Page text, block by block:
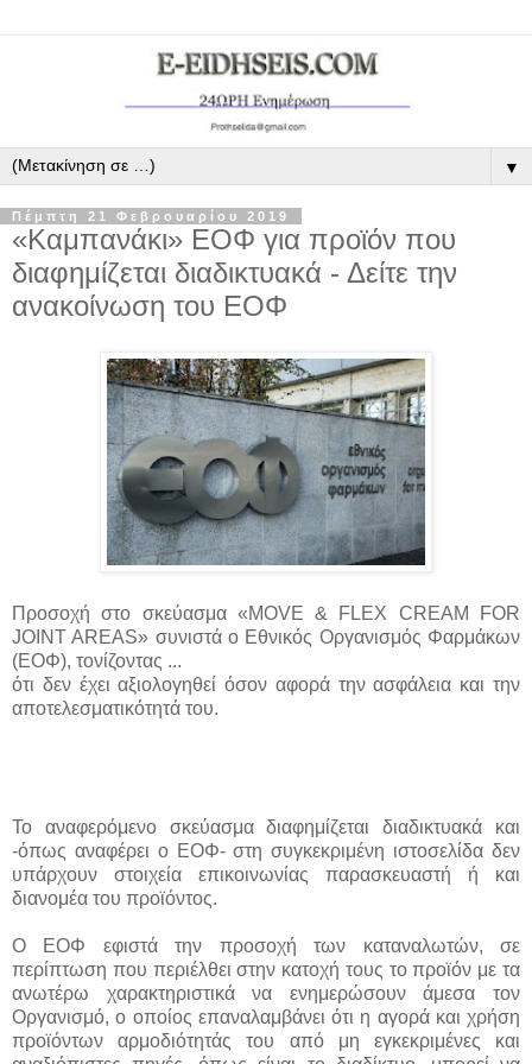
▼
Πέμπτη 21 Φεβρουαρίου 2019
«Καμπανάκι» ΕΟΦ για προϊόν που
διαφημίζεται διαδικτυακά - Δείτε την
ανακοίνωση του ΕΟΦ
Προσοχή στο σκεύασμα «MOVE & FLEX CREAM FOR
JOINT AREAS» συνιστά ο Εθνικός Οργανισμός Φαρμάκων
(ΕΟΦ), τονίζοντας ...
ότι δεν έχει αξιολογηθεί όσον αφορά την ασφάλεια και την
αποτελεσματικότητά του.
To αναφερόμενο σκεύασμα διαφημίζεται διαδικτυακά και
-όπως αναφέρει ο ΕΟΦ- στη συγκεκριμένη ιστοσελίδα δεν
υπάρχουν στοιχεία επικοινωνίας παρασκευαστή ή και
διανομέα του προϊόντος.
Ο ΕΟΦ εφιστά την προσοχή των καταναλωτών, σε
περίπτωση που περιέλθει στην κατοχή τους το προϊόν με τα
ανωτέρω χαρακτηριστικά να ενημερώσουν άμεσα τον
Οργανισμό, ο οποίος επαναλαμβάνει ότι η αγορά και χρήση
προϊόντων αρμοδιότητάς του από μη εγκεκριμένες και